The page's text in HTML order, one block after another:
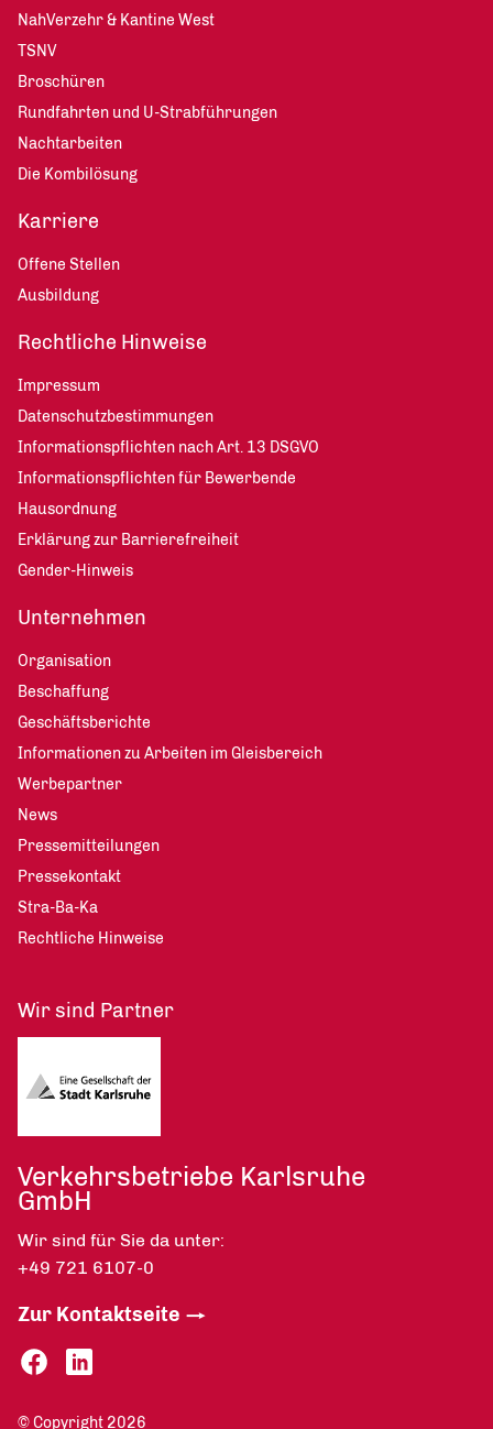
NahVerzehr & Kantine West
TSNV
Broschüren
Rundfahrten und U-Strabführungen
Nachtarbeiten
Die Kombilösung
Karriere
Offene Stellen
Ausbildung
Rechtliche Hinweise
Impressum
Datenschutzbestimmungen
Informationspflichten nach Art. 13 DSGVO
Informationspflichten für Bewerbende
Hausordnung
Erklärung zur Barrierefreiheit
Gender-Hinweis
Unternehmen
Organisation
Beschaffung
Geschäftsberichte
Informationen zu Arbeiten im Gleisbereich
Werbepartner
News
Pressemitteilungen
Pressekontakt
Stra-Ba-Ka
Rechtliche Hinweise
Wir sind Partner
Verkehrsbetriebe Karlsruhe
GmbH
Wir sind für Sie da unter:
+49 721 6107-0
Zur Kontaktseite
© Copyright 2026